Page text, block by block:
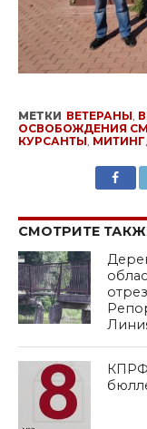
МЕТКИ ВЕТЕРАНЫ,
ОСВОБОЖДЕНИЯ
КУРСАНТЫ, МИТИНГ,
СМОТРИТЕ
КПРФ